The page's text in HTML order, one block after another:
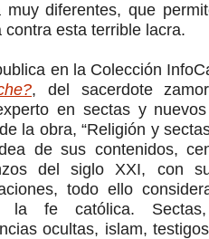
diferentes, que
esta terrible lacra.
en la Colección
, del sacerdote
en sectas y nuevos
la obra, “Religión y
de sus contenidos,
del siglo XXI, con
todo ello
fe católica.
ocultas, islam,